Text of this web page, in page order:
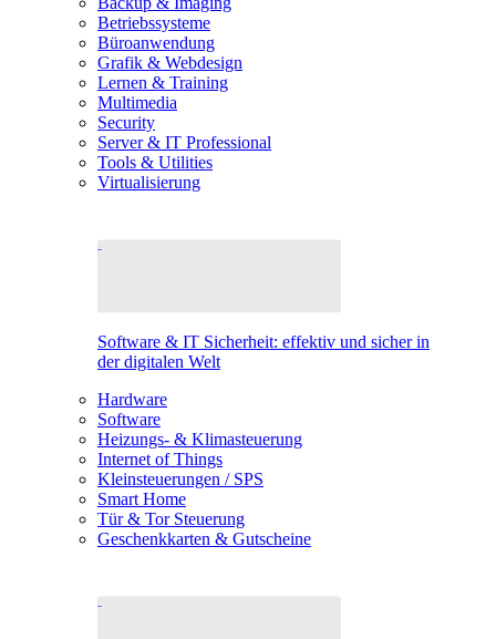
Betriebssysteme
Büroanwendung
Grafik & Webdesign
Lernen & Training
Multimedia
Security
Server & IT Professional
Tools & Utilities
Virtualisierung
Software & IT Sicherheit: effektiv und sicher in
der digitalen Welt
Hardware
Software
Heizungs- & Klimasteuerung
Internet of Things
Kleinsteuerungen / SPS
Smart Home
Tür & Tor Steuerung
Geschenkkarten & Gutscheine